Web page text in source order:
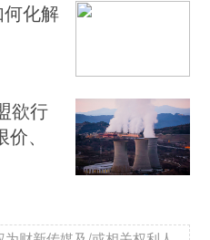
化解
欲行
、